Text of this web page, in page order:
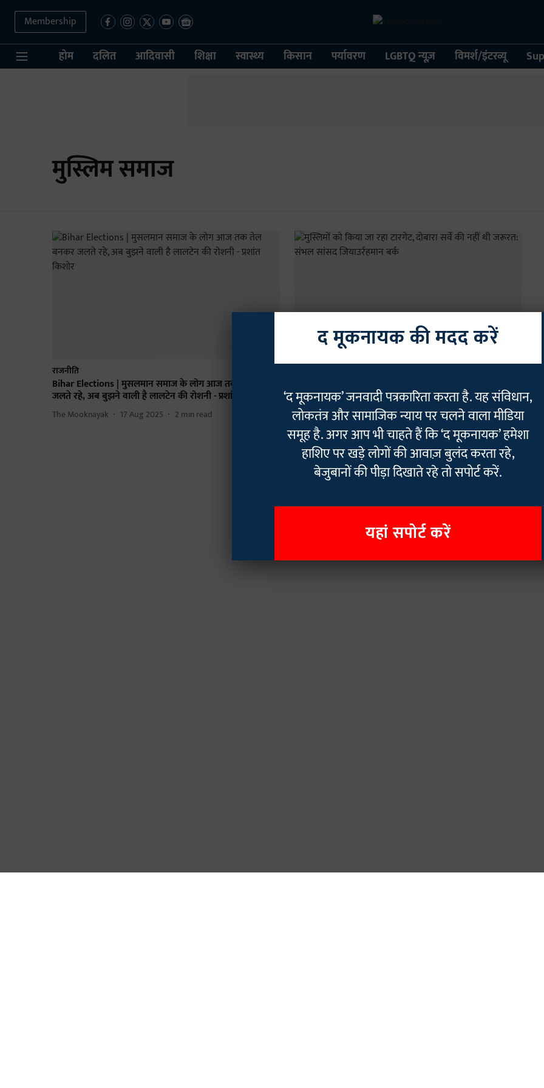
Membership
होम दलित आदिवासी शिक्षा स्वास्थ्य किसान पर्यावरण LGBTQ न्यूज़ विमर्श/इंटरव्यू
मुस्लिम समाज
राजनीति
Bihar Elections | मुसलमान समाज के लोग आज तक तेल बनकर
जलते रहे, अब बुझने वाली है लालटेन की रोशनी - प्रशांत किशोर
The Mooknayak 17 Aug 2025 2 min read
संभल सांसद जियाउर्रहमान बर्क
The Mooknayak 25 Nov 2024 2min read
द मूकनायक की मदद करें
‘द मूकनायक’ जनवादी पत्रकारिता करता है. यह संविधान,
लोकतंत्र और सामाजिक न्याय पर चलने वाला मीडिया
समूह है. अगर आप भी चाहते हैं कि ‘द मूकनायक’ हमेशा
हाशिए पर खड़े लोगों की आवाज़ बुलंद करता रहे,
बेजुबानों की पीड़ा दिखाते रहे तो सपोर्ट करें.
यहां सपोर्ट करें